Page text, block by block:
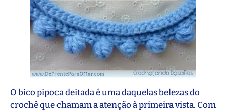
O bico pipoca deitada é uma daquelas belezas do
crochê que chamam a atenção à primeira vista. Com